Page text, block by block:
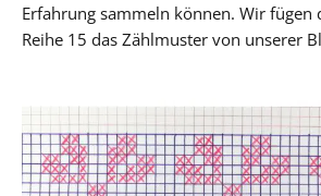
Erfahrung sammeln können. Wir fügen
Reihe 15 das Zählmuster von unserer